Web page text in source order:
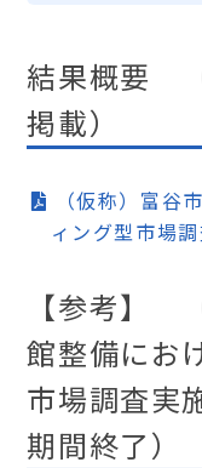
結果概要
掲載）
（仮称）富谷
ィング型市場
【参考】
館整備にお
市場調査実
期間終了）